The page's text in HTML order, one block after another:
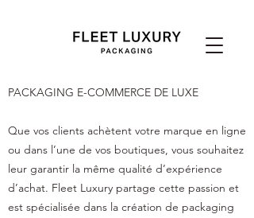
PACKAGING E-COMMERCE DE LUXE
Que vos clients achètent votre marque en ligne
ou dans l’une de vos boutiques, vous souhaitez
leur garantir la même qualité d’expérience
d’achat. Fleet Luxury partage cette passion et
est spécialisée dans la création de packaging